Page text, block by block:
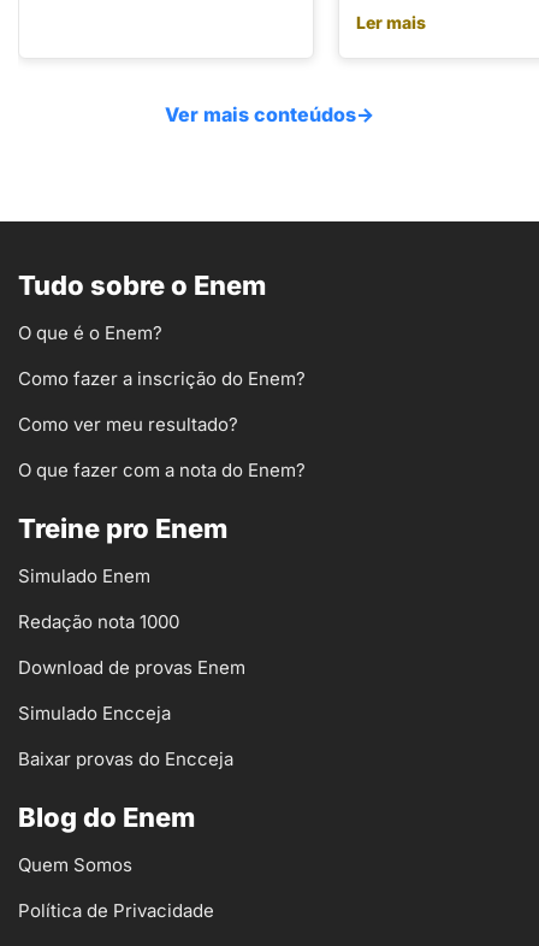
Ler mais
Ver mais conteúdos→
Tudo sobre o Enem
O que é o Enem?
Como fazer a inscrição do Enem?
Como ver meu resultado?
O que fazer com a nota do Enem?
Treine pro Enem
Simulado Enem
Redação nota 1000
Download de provas Enem
Simulado Encceja
Baixar provas do Encceja
Blog do Enem
Quem Somos
Política de Privacidade